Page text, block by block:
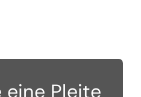
eine Pleite